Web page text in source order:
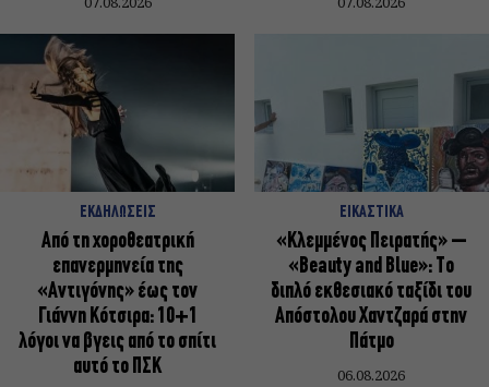
ΕΚΔΗΛΩΣΕΙΣ
Από τη χοροθεατρική
επανερμηνεία της
«Αντιγόνης» έως τον
Γιάννη Κότσιρα: 10+1
λόγοι να βγεις από το σπίτι
αυτό το ΠΣΚ
ΕΙΚΑΣΤΙΚΑ
«Κλεμμένος Πειρατής» –
«Beauty and Blue»: Το
διπλό εκθεσιακό ταξίδι του
Απόστολου Χαντζαρά στην
Πάτμο
06.08.2026